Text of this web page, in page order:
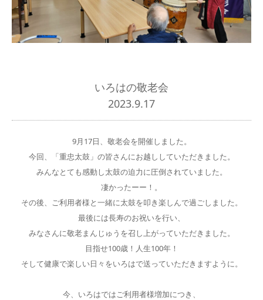
いろはの敬老会
2023.9.17
9月17日、敬老会を開催しました。
今回、「重忠太鼓」の皆さんにお越ししていただきました。
みんなとても感動し太鼓の迫力に圧倒されていました。
凄かったーー！。
その後、ご利用者様と一緒に太鼓を叩き楽しんで過ごしました。
最後には長寿のお祝いを行い、
みなさんに敬老まんじゅうを召し上がっていただきました。
目指せ100歳！人生100年！
そして健康で楽しい日々をいろはで送っていただきますように。
今、いろはではご利用者様増加につき、